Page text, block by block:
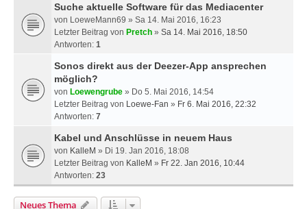
Suche aktuelle Software für das Mediacenter
von LoeweMann69 » Sa 14. Mai 2016, 16:23
Letzter Beitrag von Pretch » Sa 14. Mai 2016, 18:50
Antworten: 1
Sonos direkt aus der Deezer-App ansprechen
möglich?
von Loewengrube » Do 5. Mai 2016, 14:54
Letzter Beitrag von Loewe-Fan » Fr 6. Mai 2016, 22:32
Antworten: 7
Kabel und Anschlüsse in neuem Haus
von KalleM » Di 19. Jan 2016, 18:08
Letzter Beitrag von KalleM » Fr 22. Jan 2016, 10:44
Antworten: 23
Neues Thema